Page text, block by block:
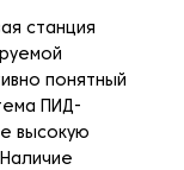
станция
понятный
ПИД-
высокую